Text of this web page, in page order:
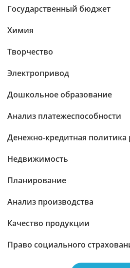
Государственный бюджет
Химия
Творчество
Электропривод
Дошкольное образование
Анализ платежеспособности
Денежно-кредитная политика
Недвижимость
Планирование
Анализ производства
Качество продукции
Право социального